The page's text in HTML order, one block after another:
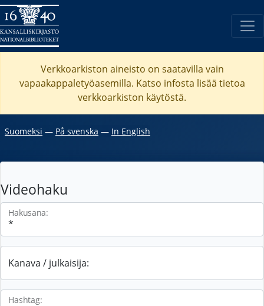
Verkkoarkiston aineisto on saatavilla vain
vapaakappaletyöasemilla. Katso infosta lisää tietoa
verkkoarkiston käytöstä.
Suomeksi ― På svenska ― In English
Videohaku
Hakusana:
Kanava / julkaisija:
Hashtag: